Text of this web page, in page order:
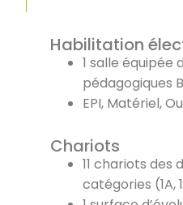
Habilitation
1 salle équipée
pédagogiques
EPI, Matériel,
Chariots
11 chariots des
catégories (1A,